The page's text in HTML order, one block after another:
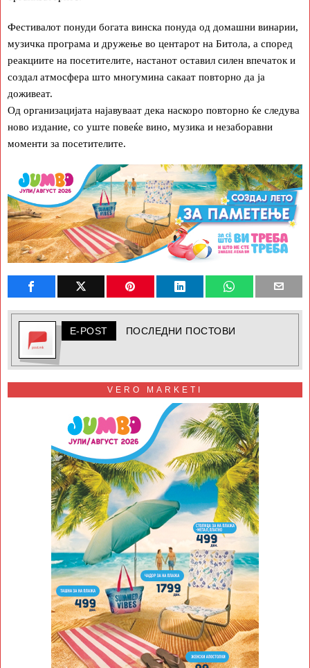
Фестивалот понуди богата винска понуда од домашни винарии,
музичка програма и дружење во центарот на Битола, а според
реакциите на посетителите, настанот оставил силен впечаток и
создал атмосфера што многумина сакаат повторно да ја
доживеат.
Од организацијата најавуваат дека наскоро повторно ќе следува
ново издание, со уште повеќе вино, музика и незаборавни
моменти за посетителите.
E-POST ПОСЛЕДНИ ПОСТОВИ
VERO MARKETI